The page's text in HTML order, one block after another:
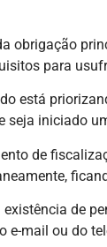
obrigação
para
está
seja iniciado
de
de
e-mail ou do